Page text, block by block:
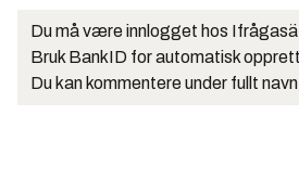
Du må være innlogget hos
Bruk BankID for automatisk
Du kan kommentere under fullt